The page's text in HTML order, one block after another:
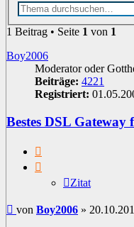
1 Beitrag • Seite 1 von 1
Boy2006
Moderator oder
Beiträge: 4221
Registriert:
Bestes DSL
Zitat
Beitrag
von Boy2006 »